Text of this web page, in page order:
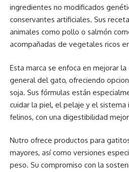
ingredientes no modificados
conservantes artificiales. Sus
animales como pollo o salmón
acompañadas de vegetales ricos
Esta marca se enfoca en mejorar
general del gato, ofreciendo
soja. Sus fórmulas están
cuidar la piel, el pelaje y el
felinos, con una digestibilidad
Nutro ofrece productos para
mayores, así como versiones
peso. Su compromiso con la